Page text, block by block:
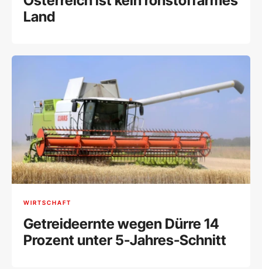
Land
WIRTSCHAFT
Getreideernte wegen Dürre 14
Prozent unter 5-Jahres-Schnitt